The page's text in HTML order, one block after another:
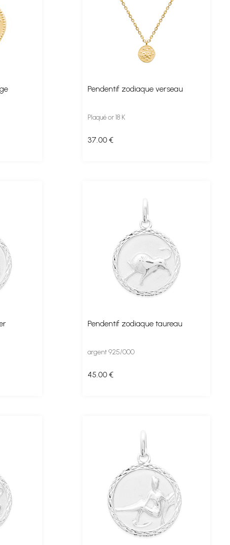
Pendentif zodiaque verseau
Plaqué or 18 K
37 .00 €
Pendentif zodiaque taureau
argent 925/000
45 .00 €